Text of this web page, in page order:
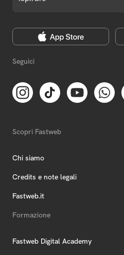
Seguici
Scopri Fastweb
Chi siamo
Credits e note legali
Fastweb.it
Formazione
Fastweb Digital Academy